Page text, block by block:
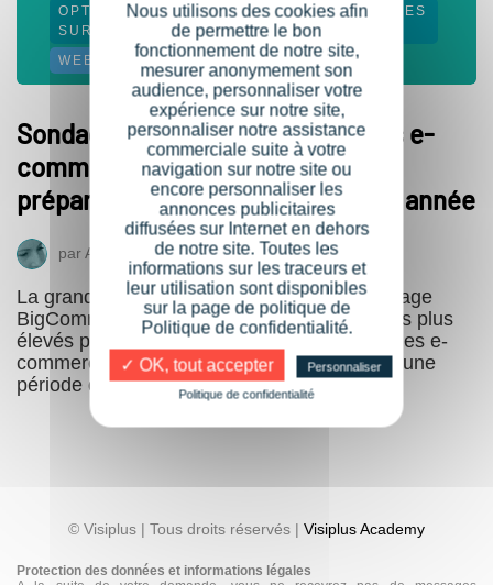
OPTIMISER SA VEILLE ET SES RECHERCHES
SUR LE WEB
WEB ET E-BUSINESS
Sondage BigCommerce : 37% des e-
commerçants ont commencé les
préparatifs de Noël plus tôt cette année
parAngélique Dertip 20 octobre 2017
La grande majorité des répondants au sondage
BigCommerce s’attendent à voir des revenus plus
élevés pour la saison des fêtes en 2017. Si les e-
commerçants, doivent se préparer à vivre à une
période de fêtes…
© Visiplus | Tous droits réservés | Visiplus Academy
Protection des données et informations légales
Nous utilisons des cookies afin
de permettre le bon
fonctionnement de notre site,
mesurer anonymement son
audience, personnaliser votre
expérience sur notre site,
personnaliser notre assistance
commerciale suite à votre
navigation sur notre site ou
encore personnaliser les
annonces publicitaires
diffusées sur Internet en dehors
de notre site. Toutes les
informations sur les traceurs et
leur utilisation sont disponibles
sur la page de politique de
Politique de confidentialité.
✓ OK, tout accepter
Personnaliser
Politique de confidentialité